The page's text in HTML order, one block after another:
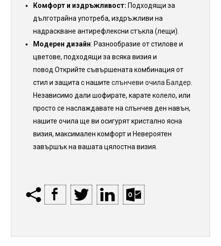
Комфорт и издръжливост: Подходящи за
дълготрайна употреба, издръжливи на
надраскване антирефлексни стъкла (лещи).
Модерен дизайн: Разнообразие от стилове и
цветове, подходящи за всяка визия и
повод.Открийте съвършената комбинация от
стил и защита с нашитеслънчеви очила Балдер
Независимо дали шофирате, карате колело, или
просто се наслаждавате на слънчев ден навън,
нашите очила ще ви осигурят кристално ясна
визия, максимален комфорт и Невероятен
завършък на вашата цялостна визия.